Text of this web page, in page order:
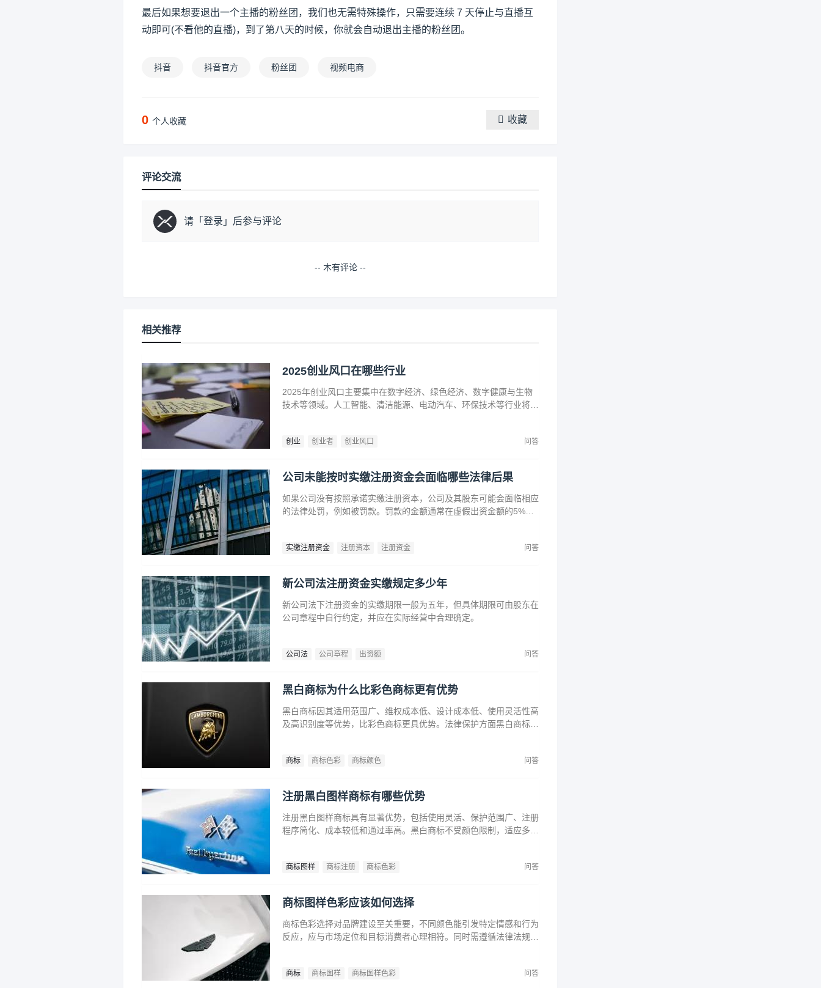
最后如果想要退出一个主播的粉丝团，我们也无需特殊操作，只需要连续 7 天停止与直播互
动即可(不看他的直播)，到了第八天的时候，你就会自动退出主播的粉丝团。
抖音 抖音官方 粉丝团 视频电商
0 个人收藏 收藏
评论交流
请「 登录 」后参与评论
-- 木有评论 --
相关推荐
2025创业风口在哪些行业
2025年创业风口主要集中在数字经济、绿色经济、数字健康与生物
技术等领域。人工智能、清洁能源、电动汽车、环保技术等行业将迎
住这些前沿趋势，开拓新兴产业，创造商业价值。
创业 创业者 创业风口 问答
公司未能按时实缴注册资金会面临哪些法律后果
如果公司没有按照承诺实缴注册资本，公司及其股东可能会面临相应
的法律处罚，例如被罚款。罚款的金额通常在虚假出资金额的5%到
实缴注册资金 注册资本 注册资金 问答
新公司法注册资金实缴规定多少年
新公司法下注册资金的实缴期限一般为五年，但具体期限可由股东在
公司章程中自行约定，并应在实际经营中合理确定。
公司法 公司章程 出资额 问答
黑白商标为什么比彩色商标更有优势
黑白商标因其适用范围广、维权成本低、设计成本低、使用灵活性高
及高识别度等优势，比彩色商标更具优势。法律保护方面黑白商标更
商标 商标色彩 商标颜色 问答
注册黑白图样商标有哪些优势
注册黑白图样商标具有显著优势，包括使用灵活、保护范围广、注册
程序简化、成本较低和通过率高。黑白商标不受颜色限制，适应多样
商标图样 商标注册 商标色彩 问答
商标图样色彩应该如何选择
商标色彩选择对品牌建设至关重要，不同颜色能引发特定情感和行为
反应，应与市场定位和目标消费者心理相符。同时需遵循法律法规确
商标 商标图样 商标图样色彩 问答